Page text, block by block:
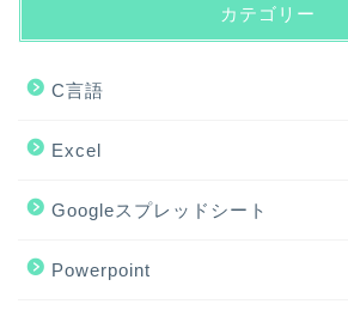
カテゴリー
C言語
Excel
Googleスプレッドシート
Powerpoint